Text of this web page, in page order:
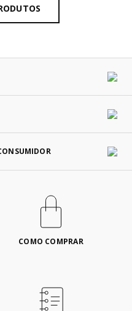
COMO COMPRAR